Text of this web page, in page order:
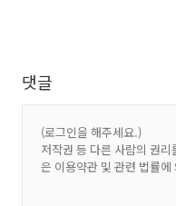
댓글